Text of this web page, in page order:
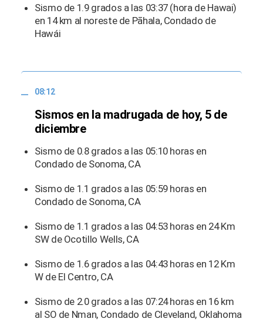
Sismo de 1.9 grados a las 03:37 (hora de Hawai)
en 14 km al noreste de Pāhala, Condado de
Hawái
08:12
Sismos en la madrugada de hoy, 5 de
diciembre
Sismo de 0.8 grados a las 05:10 horas en
Condado de Sonoma, CA
Sismo de 1.1 grados a las 05:59 horas en
Condado de Sonoma, CA
Sismo de 1.1 grados a las 04:53 horas en 24 Km
SW de Ocotillo Wells, CA
Sismo de 1.6 grados a las 04:43 horas en 12 Km
W de El Centro, CA
Sismo de 2.0 grados a las 07:24 horas en 16 km
al SO de Nman, Condado de Cleveland, Oklahoma